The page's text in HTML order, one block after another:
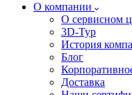
О компании
О сервисном
3D-Тур
История
Блог
Доставка